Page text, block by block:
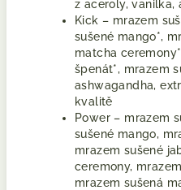
z aceroly, vanilka,
Kick – mrazem
sušené mango*,
matcha
špenát*, mrazem
ashwagandha,
kvalitě
Power – mrazem
sušené mango,
mrazem sušené
ceremony,
mrazem sušená